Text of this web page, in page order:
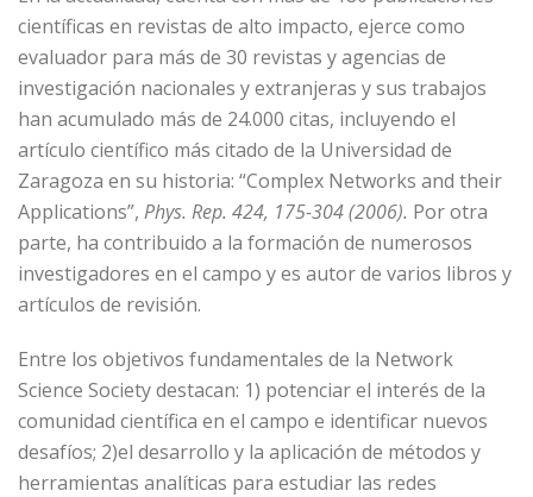
científicas en revistas de alto impacto, ejerce como
evaluador para más de 30 revistas y agencias de
investigación nacionales y extranjeras y sus trabajos
han acumulado más de 24.000 citas, incluyendo el
artículo científico más citado de la Universidad de
Zaragoza en su historia: “Complex Networks and their
Applications”, Phys. Rep. 424, 175-304 (2006). Por otra
parte, ha contribuido a la formación de numerosos
investigadores en el campo y es autor de varios libros y
artículos de revisión.
Entre los objetivos fundamentales de la Network
Science Society destacan: 1) potenciar el interés de la
comunidad científica en el campo e identificar nuevos
desafíos; 2)el desarrollo y la aplicación de métodos y
herramientas analíticas para estudiar las redes